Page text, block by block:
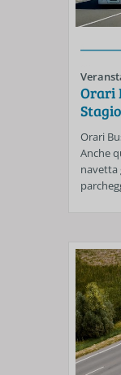
Orari
Orari
Anche
navetta